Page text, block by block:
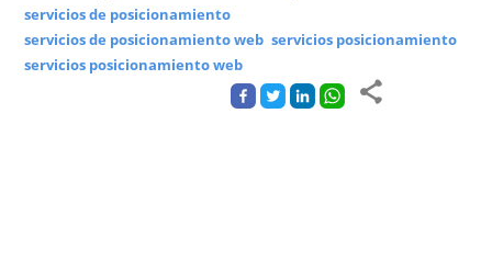
servicios de posicionamiento
servicios de posicionamiento web servicios posicionamiento
servicios posicionamiento web